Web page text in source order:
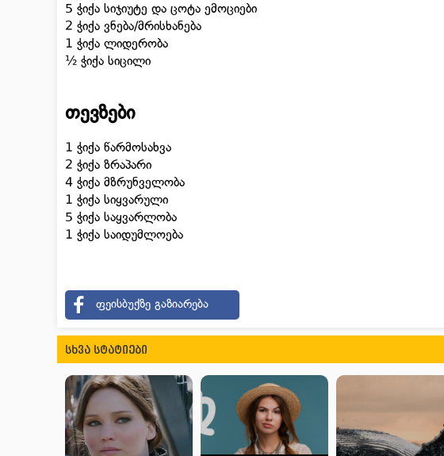
5 ჭიქა სიჯიუტე და ცოტა ემოციები
2 ჭიქა ვნება/მრისხანება
1 ჭიქა ლიდერობა
½ ჭიქა სიცილი
თევზები
1 ჭიქა წარმოსახვა
2 ჭიქა ზრაპარი
4 ჭიქა მზრუნველობა
1 ჭიქა სიყვარული
5 ჭიქა საყვარლობა
1 ჭიქა საიდუმლოება
ფეისბუქზე გაზიარება
სხვა სტატიები